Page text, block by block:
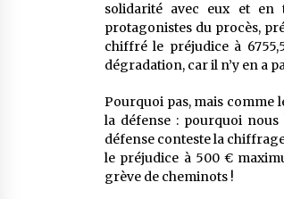
solidarité avec eux et en
protagonistes du procès,
chiffré le préjudice à
dégradation, car il n’y en a
Pourquoi pas, mais comme
la défense : pourquoi nous
défense conteste la
le préjudice à 500 €
grève de cheminots !